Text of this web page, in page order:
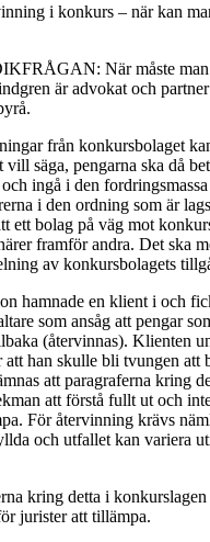
i konkurs – när kan
är advokat och
från konkursbolaget
säga, pengarna ska då
ingå i den
i den ordning som är
ett bolag på väg mot
framför andra. Det ska
av konkursbolagets
hamnade en klient i och
som ansåg att pengar
(återvinnas). Klienten
att han skulle bli tvungen att
att paragraferna kring
att förstå fullt ut och
För återvinning krävs
och utfallet kan variera
kring detta i
jurister att tillämpa.